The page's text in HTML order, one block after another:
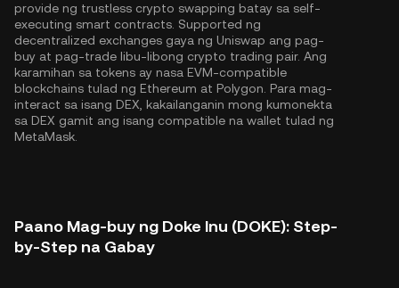
provide ng trustless crypto swapping batay sa self-
executing smart contracts. Supported ng
decentralized exchanges gaya ng Uniswap ang pag-
buy at pag-trade libu-libong crypto trading pair. Ang
karamihan sa tokens ay nasa EVM-compatible
blockchains tulad ng Ethereum at Polygon . Para mag-
interact sa isang DEX, kakailanganin mong kumonekta
sa DEX gamit ang isang compatible na wallet tulad ng
MetaMask.
Paano Mag-buy ng Doke Inu (DOKE): Step-
by-Step na Gabay